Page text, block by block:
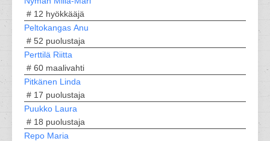
# 12 hyökkääjä
Peltokangas Anu
# 52 puolustaja
Perttilä Riitta
# 60 maalivahti
Pitkänen Linda
# 17 puolustaja
Puukko Laura
# 18 puolustaja
Repo Maria